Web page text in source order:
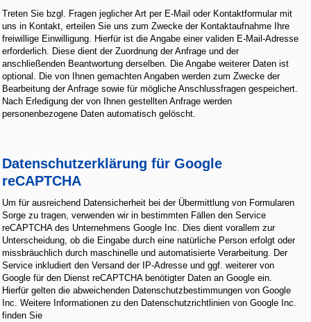
Treten Sie bzgl. Fragen jeglicher Art per E-Mail oder Kontaktformular mit
uns in Kontakt, erteilen Sie uns zum Zwecke der Kontaktaufnahme Ihre
freiwillige Einwilligung. Hierfür ist die Angabe einer validen E-Mail-Adresse
erforderlich. Diese dient der Zuordnung der Anfrage und der
anschließenden Beantwortung derselben. Die Angabe weiterer Daten ist
optional. Die von Ihnen gemachten Angaben werden zum Zwecke der
Bearbeitung der Anfrage sowie für mögliche Anschlussfragen gespeichert.
Nach Erledigung der von Ihnen gestellten Anfrage werden
personenbezogene Daten automatisch gelöscht.
Datenschutzerklärung für Google
reCAPTCHA
Um für ausreichend Datensicherheit bei der Übermittlung von Formularen
Sorge zu tragen, verwenden wir in bestimmten Fällen den Service
reCAPTCHA des Unternehmens Google Inc. Dies dient vorallem zur
Unterscheidung, ob die Eingabe durch eine natürliche Person erfolgt oder
missbräuchlich durch maschinelle und automatisierte Verarbeitung. Der
Service inkludiert den Versand der IP-Adresse und ggf. weiterer von
Google für den Dienst reCAPTCHA benötigter Daten an Google ein.
Hierfür gelten die abweichenden Datenschutzbestimmungen von Google
Inc. Weitere Informationen zu den Datenschutzrichtlinien von Google Inc.
finden Sie